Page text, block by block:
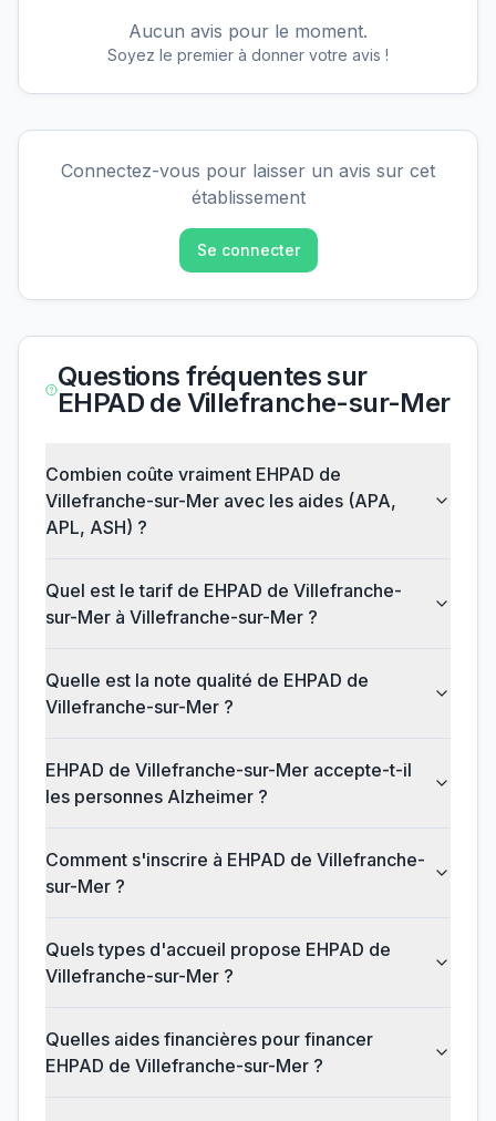
Aucun avis pour le moment.
Soyez le premier à donner votre avis !
Connectez-vous pour laisser un avis sur cet
établissement
Se connecter
Questions fréquentes sur
EHPAD de Villefranche-sur-Mer
Combien coûte vraiment EHPAD de
Villefranche-sur-Mer avec les aides (APA,
APL, ASH) ?
Quel est le tarif de EHPAD de Villefranche-
sur-Mer à Villefranche-sur-Mer ?
Quelle est la note qualité de EHPAD de
Villefranche-sur-Mer ?
EHPAD de Villefranche-sur-Mer accepte-t-il
les personnes Alzheimer ?
Comment s'inscrire à EHPAD de Villefranche-
sur-Mer ?
Quels types d'accueil propose EHPAD de
Villefranche-sur-Mer ?
Quelles aides financières pour financer
EHPAD de Villefranche-sur-Mer ?